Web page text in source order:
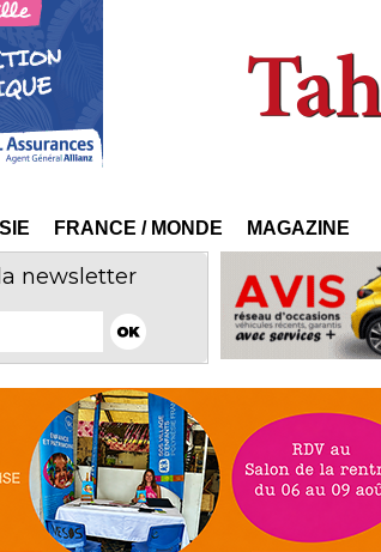
FRANCE / MONDE MAGAZINE
newsletter